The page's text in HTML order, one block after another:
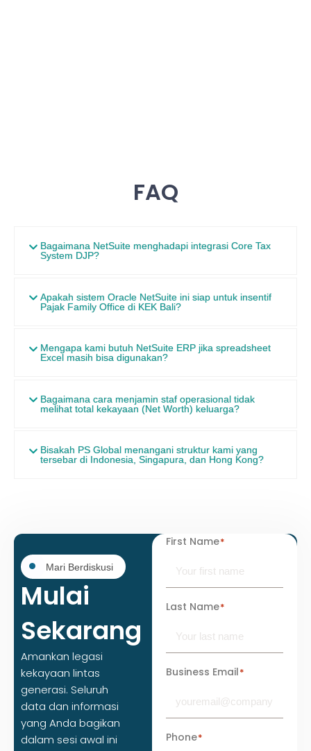
FAQ
Bagaimana NetSuite menghadapi integrasi Core Tax
System DJP?
Apakah sistem Oracle NetSuite ini siap untuk insentif
Pajak Family Office di KEK Bali?
Mengapa kami butuh NetSuite ERP jika spreadsheet
Excel masih bisa digunakan?
Bagaimana cara menjamin staf operasional tidak
melihat total kekayaan (Net Worth) keluarga?
Bisakah PS Global menangani struktur kami yang
tersebar di Indonesia, Singapura, dan Hong Kong?
Mari Berdiskusi
Mulai
Sekarang
Amankan legasi
kekayaan lintas
generasi. Seluruh
data dan informasi
yang Anda bagikan
dalam sesi awal ini
First Name*
Last Name*
Business Email*
Phone*